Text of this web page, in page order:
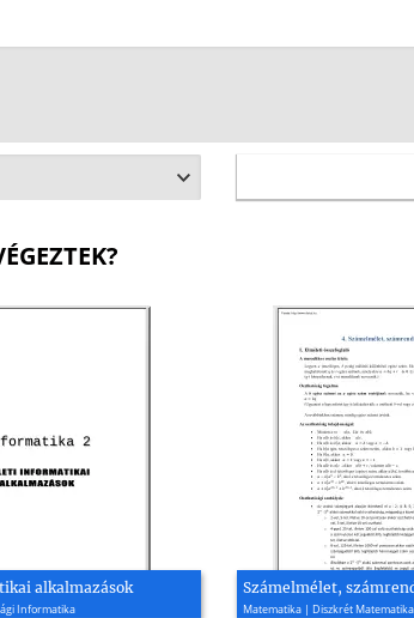
alkalmazások
Informatika
Számelmélet,
Matematika | Diszkrét Matematika